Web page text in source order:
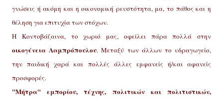
γνώσεις ή ακόμη και η οικονομική ρευστότητα, μα, το πάθος και η
θέληση για επιτυχία των στόχων.
Η Κοντοβάζαινα, το χωριό μας, οφείλει πάρα πολλά στην
οικογένεια Λαμπρόπουλου. Μεταξύ των άλλων το υδραγωγείο,
την παιδική χαρά και πολλές άλλες εμφανείς ή/και αφανείς
προσφορές.
"Μήτρα" εμπορίου, τέχνης, πολιτικών και πολιτιστικών,